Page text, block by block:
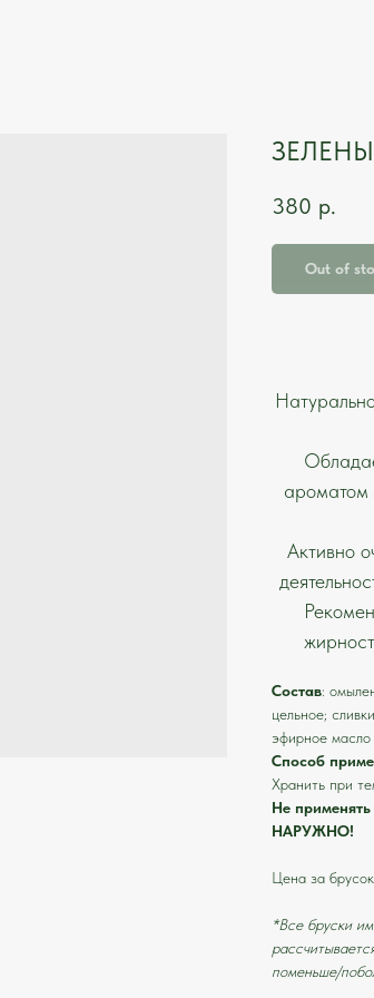
380 р.
Out of
ароматом
Активно
Состав:
цельное;
эфирное масло
Способ
Хранить при
Не
НАРУЖНО!
Цена за
*Все бруски
поменьше/